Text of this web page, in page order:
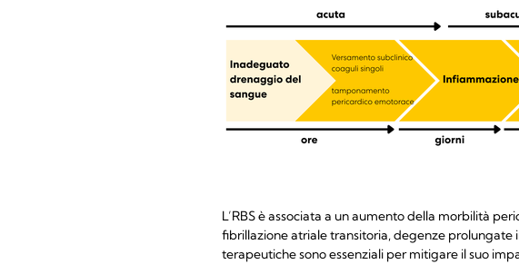
L’RBS è associata a un aumento della morbilità
fibrillazione atriale transitoria, degenze
terapeutiche sono essenziali per mitigare il suo